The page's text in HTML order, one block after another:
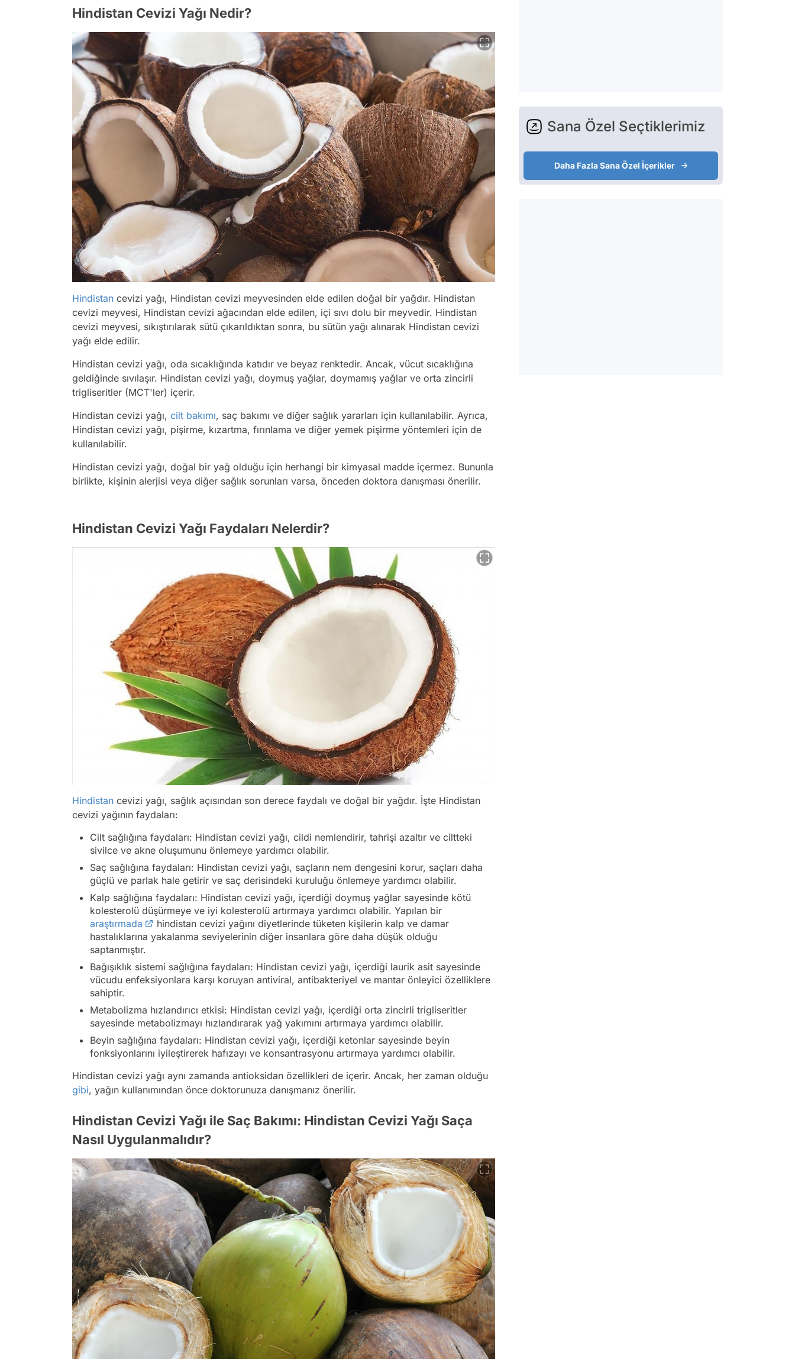
Hindistan Cevizi Yağı Nedir?
Hindistan cevizi yağı, Hindistan cevizi meyvesinden elde edilen doğal bir yağdır. Hindistan
cevizi meyvesi, Hindistan cevizi ağacından elde edilen, içi sıvı dolu bir meyvedir. Hindistan
cevizi meyvesi, sıkıştırılarak sütü çıkarıldıktan sonra, bu sütün yağı alınarak Hindistan cevizi
yağı elde edilir.
Hindistan cevizi yağı, oda sıcaklığında katıdır ve beyaz renktedir. Ancak, vücut sıcaklığına
geldiğinde sıvılaşır. Hindistan cevizi yağı, doymuş yağlar, doymamış yağlar ve orta zincirli
trigliseritler (MCT'ler) içerir.
Hindistan cevizi yağı, cilt bakımı, saç bakımı ve diğer sağlık yararları için kullanılabilir. Ayrıca,
Hindistan cevizi yağı, pişirme, kızartma, fırınlama ve diğer yemek pişirme yöntemleri için de
kullanılabilir.
Hindistan cevizi yağı, doğal bir yağ olduğu için herhangi bir kimyasal madde içermez. Bununla
birlikte, kişinin alerjisi veya diğer sağlık sorunları varsa, önceden doktora danışması önerilir.
Hindistan Cevizi Yağı Faydaları Nelerdir?
Hindistan cevizi yağı, sağlık açısından son derece faydalı ve doğal bir yağdır. İşte Hindistan
cevizi yağının faydaları:
Cilt sağlığına faydaları: Hindistan cevizi yağı, cildi nemlendirir, tahrişi azaltır ve ciltteki
sivilce ve akne oluşumunu önlemeye yardımcı olabilir.
Saç sağlığına faydaları: Hindistan cevizi yağı, saçların nem dengesini korur, saçları daha
güçlü ve parlak hale getirir ve saç derisindeki kuruluğu önlemeye yardımcı olabilir.
Kalp sağlığına faydaları: Hindistan cevizi yağı, içerdiği doymuş yağlar sayesinde kötü
kolesterolü düşürmeye ve iyi kolesterolü artırmaya yardımcı olabilir. Yapılan bir
araştırmada
hindistan cevizi yağını diyetlerinde tüketen kişilerin kalp ve damar
hastalıklarına yakalanma seviyelerinin diğer insanlara göre daha düşük olduğu
saptanmıştır.
Bağışıklık sistemi sağlığına faydaları: Hindistan cevizi yağı, içerdiği laurik asit sayesinde
vücudu enfeksiyonlara karşı koruyan antiviral, antibakteriyel ve mantar önleyici özelliklere
sahiptir.
Metabolizma hızlandırıcı etkisi: Hindistan cevizi yağı, içerdiği orta zincirli trigliseritler
sayesinde metabolizmayı hızlandırarak yağ yakımını artırmaya yardımcı olabilir.
Beyin sağlığına faydaları: Hindistan cevizi yağı, içerdiği ketonlar sayesinde beyin
fonksiyonlarını iyileştirerek hafızayı ve konsantrasyonu artırmaya yardımcı olabilir.
Hindistan cevizi yağı aynı zamanda antioksidan özellikleri de içerir. Ancak, her zaman olduğu
gibi, yağın kullanımından önce doktorunuza danışmanız önerilir.
Hindistan Cevizi Yağı ile Saç Bakımı: Hindistan Cevizi Yağı Saça
Nasıl Uygulanmalıdır?
Sana Özel Seçtiklerimiz
Daha Fazla Sana Özel İçerikler